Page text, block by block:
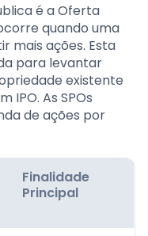
é a Oferta
quando uma
mais ações. Esta
para levantar
existente
IPO. As SPOs
de ações por
Finalidade
Principal